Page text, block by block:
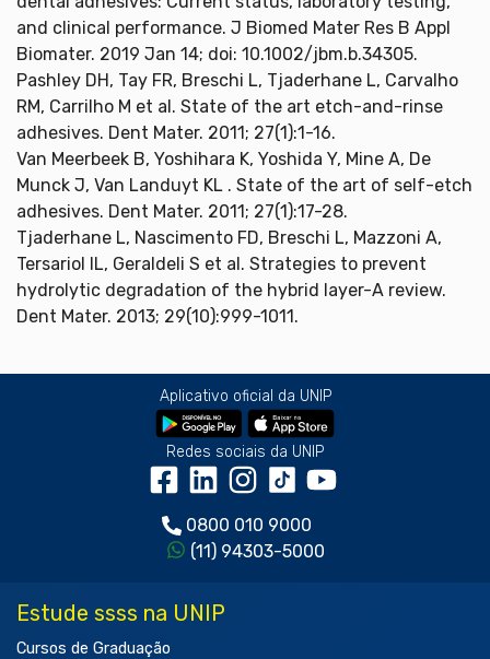
and clinical performance. J Biomed Mater Res B Appl
Biomater. 2019 Jan 14; doi: 10.1002/jbm.b.34305.
Pashley DH, Tay FR, Breschi L, Tjaderhane L, Carvalho
RM, Carrilho M et al. State of the art etch-and-rinse
adhesives. Dent Mater. 2011; 27(1):1-16.
Van Meerbeek B, Yoshihara K, Yoshida Y, Mine A, De
Munck J, Van Landuyt KL . State of the art of self-etch
adhesives. Dent Mater. 2011; 27(1):17-28.
Tjaderhane L, Nascimento FD, Breschi L, Mazzoni A,
Tersariol IL, Geraldeli S et al. Strategies to prevent
hydrolytic degradation of the hybrid layer-A review.
Dent Mater. 2013; 29(10):999-1011.
Aplicativo oficial da UNIP
Redes sociais da UNIP
0800 010 9000
(11) 94303-5000
Estude ssss na UNIP
Cursos de Graduação